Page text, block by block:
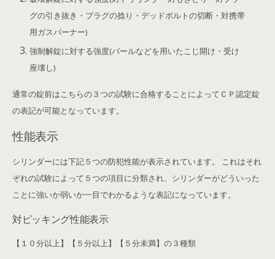
グの引き抜き・プラグの捻り・デッドボルトの切断・対携帯
用ガスバーナー)
強制解錠に対する強度(バールなどを用いたこじ開け・受け
座壊し)
通常の錠前はこちらの３つの試験に合格することによってＣＰ認定錠
の表記が可能となっています。
性能表示
シリンダーには下記５つの防犯性能が表示されています。 これはそれ
ぞれの試験によって５つの項目に分類され、シリンダーがどういった
ことに強いか弱いか一目でわかるような表記になっています。
対ピッキング性能表示
【１０分以上】【５分以上】【５分未満】の３種類